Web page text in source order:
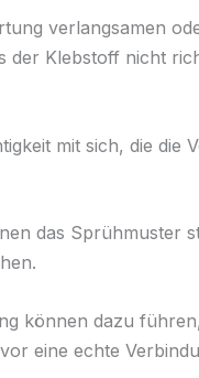
verlangsamen
der Klebstoff nicht
mit sich, die die
das Sprühmuster
können dazu
eine echte